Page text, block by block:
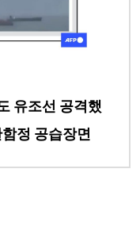
유조선 공격했
정 공습장면